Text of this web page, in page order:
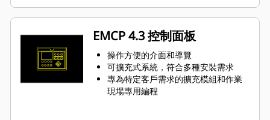
EMCP 4.3 控制面板
操作方便的介面和導覽
可擴充式系統，符合多種安裝需求
專為特定客戶需求的擴充模組和作業
現場專用編程